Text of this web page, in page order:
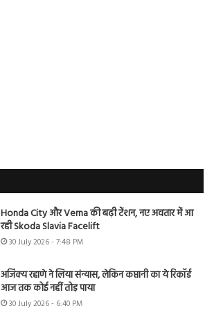
Honda City और Verna की बढ़ी टेंशन, नए अवतार में आ
रही Skoda Slavia Facelift
30 July 2026 - 7:48 PM
अजिंक्य रहाणे ने लिया संन्यास, लेकिन कप्तानी का ये रिकॉर्ड
आज तक कोई नहीं तोड़ पाया
30 July 2026 - 6:40 PM